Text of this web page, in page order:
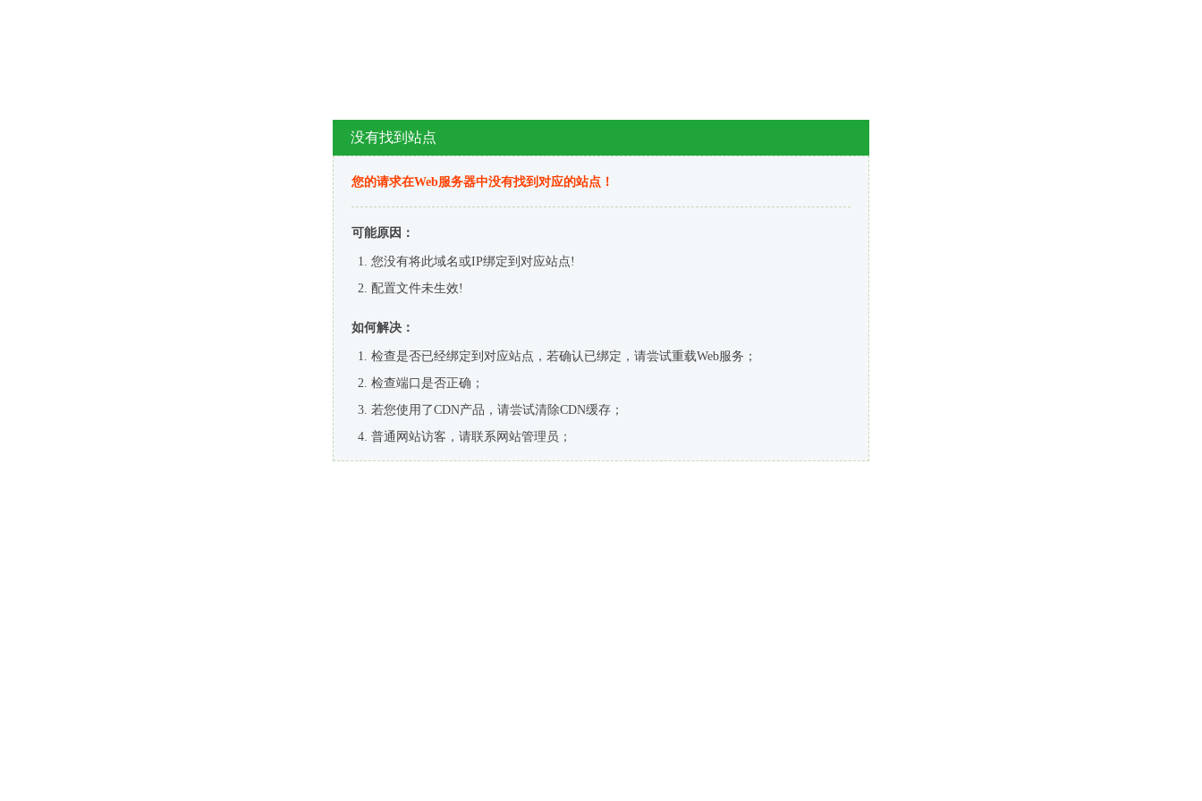
没有找到站点
您的请求在Web服务器中没有找到对应的站点！
可能原因：
您没有将此域名或IP绑定到对应站点!
配置文件未生效!
如何解决：
检查是否已经绑定到对应站点，若确认已绑定，请尝试重载Web服务；
检查端口是否正确；
若您使用了CDN产品，请尝试清除CDN缓存；
普通网站访客，请联系网站管理员；